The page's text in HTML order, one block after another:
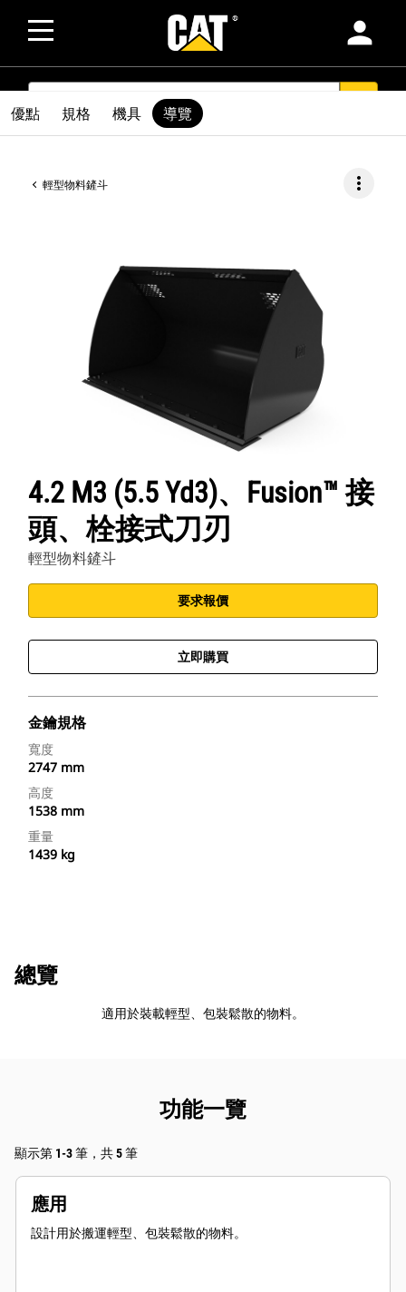
person
SEARCH
輕型物料鏟斗 more_vert
4.2 M3 (5.5 Yd3)、Fusion™ 接
頭、栓接式刀刃
輕型物料鏟斗
要求報價
立即購買
金鑰規格
寬度
2747 mm
高度
1538 mm
重量
1439 kg
優點 規格 機具 導覽
總覽
適用於裝載輕型、包裝鬆散的物料。
功能一覽
顯示第 1-3 筆，共 5 筆
應用
設計用於搬運輕型、包裝鬆散的物料。